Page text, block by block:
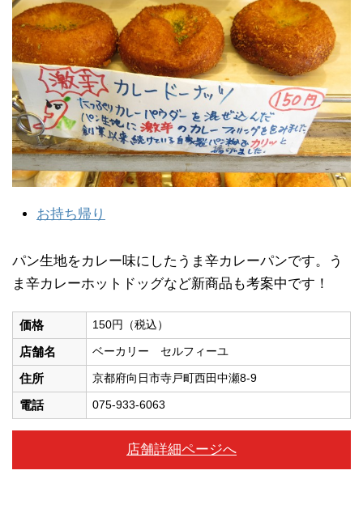
お持ち帰り
パン生地をカレー味にしたうま辛カレーパンです。う
ま辛カレーホットドッグなど新商品も考案中です！
価格 150円（税込）
店舗名 ベーカリー セルフィーユ
住所 京都府向日市寺戸町西田中瀬8-9
電話 075-933-6063
店舗詳細ページへ